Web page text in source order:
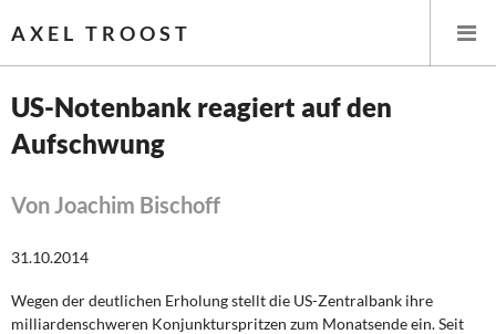
AXEL TROOST
Startseite
Themen
Leitlinien linker Wirtschafts- und Finanzpolitik
Wirtschaftspolitik
US-Notenbank reagiert auf den
Aufschwung
Von Joachim Bischoff
31.10.2014
Wegen der deutlichen Erholung stellt die US-Zentralbank ihre
milliardenschweren Konjunkturspritzen zum Monatsende ein. Seit